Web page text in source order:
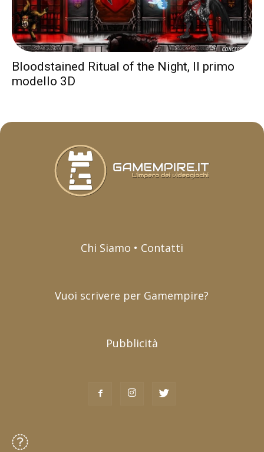
Bloodstained Ritual of the Night, Il primo
modello 3D
Chi Siamo • Contatti
Vuoi scrivere per Gamempire?
Pubblicità